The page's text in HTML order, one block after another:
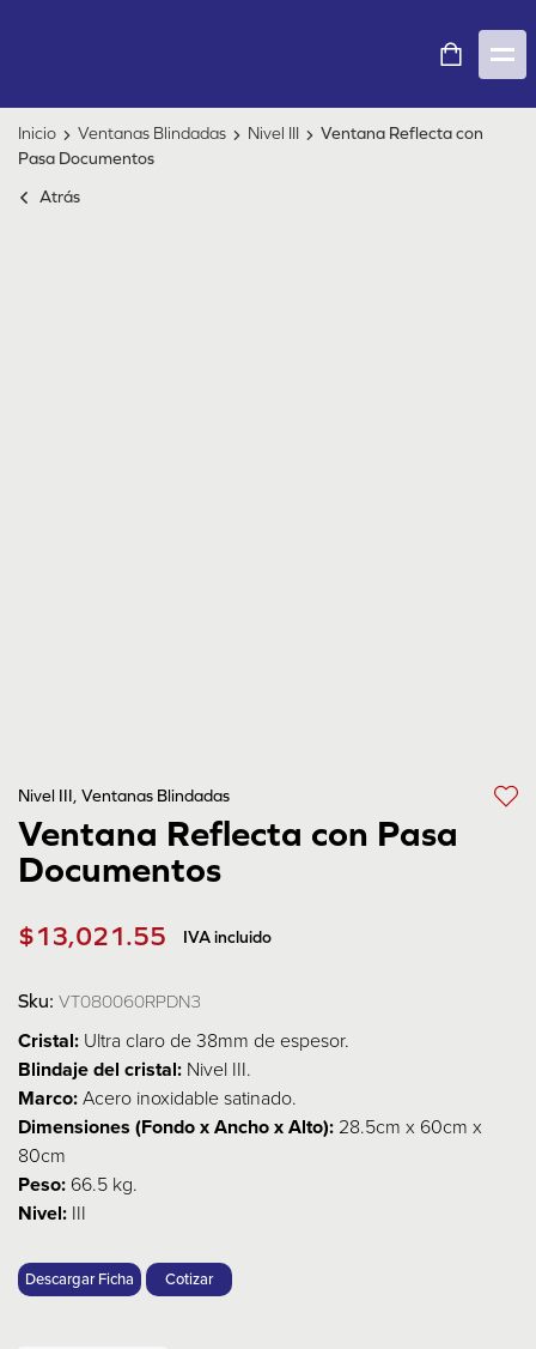
Inicio Ventanas Blindadas Nivel III
Ventana Reflecta con
Pasa Documentos
Atrás
Nivel III Ventanas Blindadas
Ventana Reflecta con Pasa
Documentos
$13,021.55 IVA incluido
Sku: VT080060RPDN3
Cristal: Ultra claro de 38mm de espesor.
Blindaje del cristal: Nivel III.
Marco: Acero inoxidable satinado.
Dimensiones (Fondo x Ancho x Alto): 28.5cm x 60cm x
80cm
Peso: 66.5 kg.
Nivel: III
Descargar Ficha Cotizar